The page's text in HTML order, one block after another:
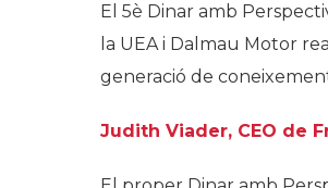
El 5è Dinar amb
la UEA i Dalmau Motor
generació de
Judith Viader, CEO de